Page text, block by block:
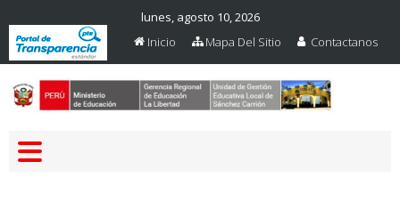
lunes, agosto 10, 2026
Inicio
Mapa Del Sitio Contactanos